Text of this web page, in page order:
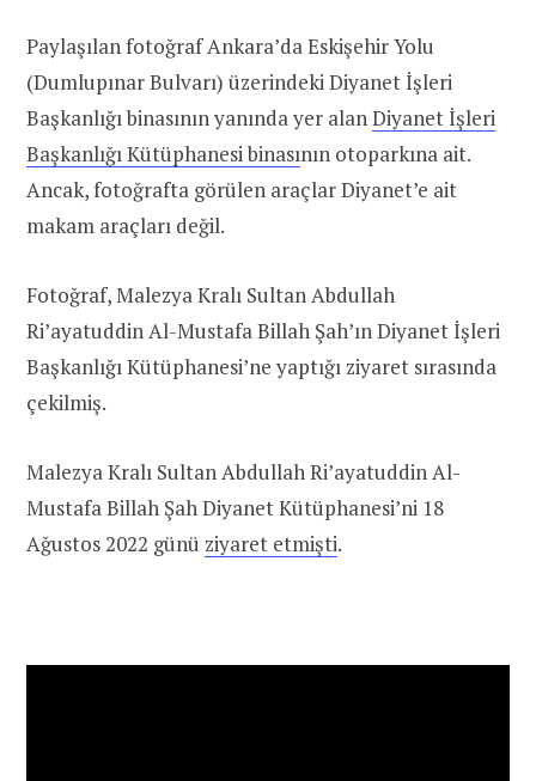
Paylaşılan fotoğraf Ankara’da Eskişehir Yolu
(Dumlupınar Bulvarı) üzerindeki Diyanet İşleri
Başkanlığı binasının yanında yer alanDiyanet İşleri
Başkanlığı Kütüphanesi binasının otoparkına ait.
Ancak, fotoğrafta görülen araçlar Diyanet’e ait
makam araçları değil.
Fotoğraf, Malezya Kralı Sultan Abdullah
Ri’ayatuddin Al-Mustafa Billah Şah’ın Diyanet İşleri
Başkanlığı Kütüphanesi’ne yaptığı ziyaret sırasında
çekilmiş.
Malezya Kralı Sultan Abdullah Ri’ayatuddin Al-
Mustafa Billah Şah Diyanet Kütüphanesi’ni 18
Ağustos 2022 günü ziyaret etmişti.